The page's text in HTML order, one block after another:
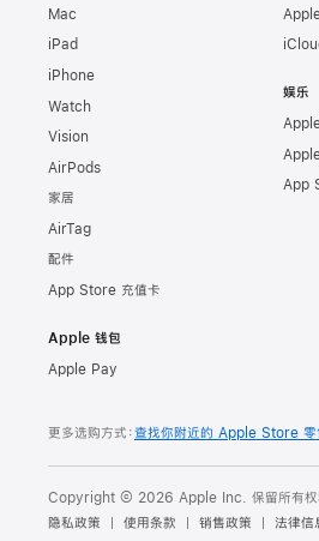
Mac
iPad
iPhone
Watch
Vision
AirPods
家居
AirTag
配件
App Store 充值卡
Apple 钱包
Apple Pay
娱乐
App
更多选购方式：查找你附近的 Apple Store 零
Copyright © 2026 Apple Inc. 保留所有权
隐私政策
使用条款 销售政策 法律信